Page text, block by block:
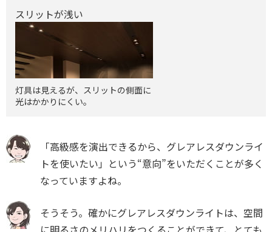
スリットが浅い
灯具は見えるが、スリットの側面に
光はかかりにくい。
「高級感を演出できるから、グレアレスダウンライ
トを使いたい」という“意向”をいただくことが多く
なっていますよね。
そうそう。確かにグレアレスダウンライトは、空間